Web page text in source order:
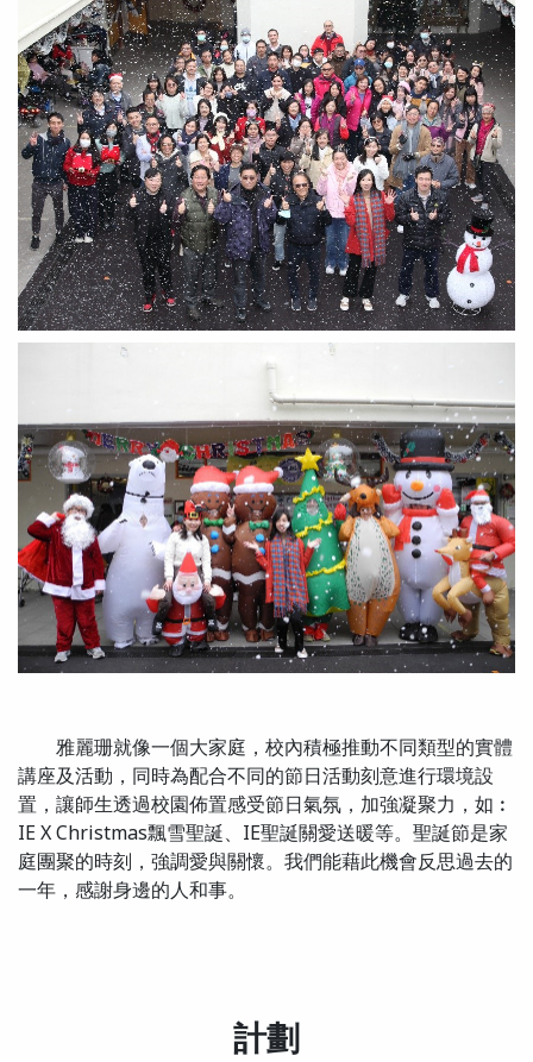
雅麗珊就像一個大家庭，校內積極推動不同類型的實體
講座及活動，同時為配合不同的節日活動刻意進行環境設
置，讓師生透過校園佈置感受節日氣氛，加強凝聚力，如︰
IE X Christmas飄雪聖誕、IE聖誕關愛送暖等。聖誕節是家
庭團聚的時刻，強調愛與關懷。我們能藉此機會反思過去的
一年，感謝身邊的人和事。
計劃